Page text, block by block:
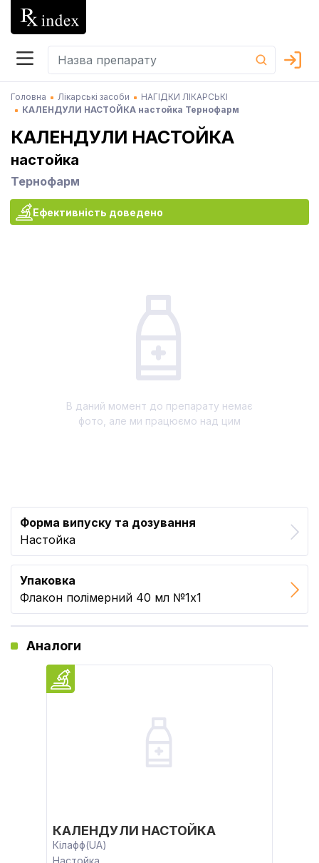
Головна Лікарські засоби
НАГІДКИ ЛІКАРСЬКІ
КАЛЕНДУЛИ НАСТОЙКА настойка Тернофарм
КАЛЕНДУЛИ НАСТОЙКА
настойка
Тернофарм
Ефективність доведено
В даний момент до препарату немає
фото, але ми працюємо над цим
Форма випуску та дозування
Настойка
Упаковка
Флакон полімерний 40 мл №1x1
Аналоги
КАЛЕНДУЛИ НАСТОЙКА
Кілафф(UA)
Настойка